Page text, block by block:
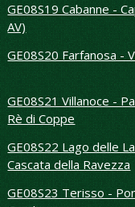
GE08S19 Cabanne -
AV)
GE08S20 Farfanosa -
GE08S21 Villanoce -
Rè di Coppe
GE08S22 Lago delle
Cascata della Ravezza
GE08S23 Terisso -